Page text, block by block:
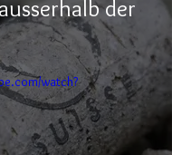
der
watch?